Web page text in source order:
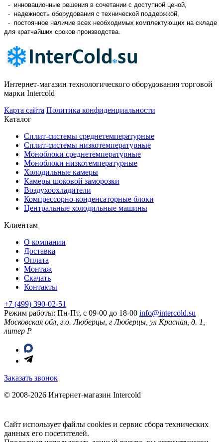
- инновационные решения в сочетании с доступной ценой,
- надежность оборудования с технической поддержкой,
- постоянное наличие всех необходимых комплектующих на складе
для кратчайших сроков производства.
Интернет-магазин технологического оборудования торговой
марки Intercold
Карта сайта Политика конфиденциальности
Каталог
Сплит-системы среднетемпературные
Сплит-системы низкотемпературные
Моноблоки среднетемпературные
Моноблоки низкотемпературные
Холодильные камеры
Камеры шоковой заморозки
Воздухоохладители
Компрессорно-конденсаторные блоки
Центральные холодильные машины
Клиентам
О компании
Доставка
Оплата
Монтаж
Скачать
Контакты
+7 (499) 390-02-51
Режим работы: Пн-Пт, с 09-00 до 18-00 info@intercold.su
Московская обл, г.о. Люберцы, г Люберцы, ул Красная, д. 1,
литер Р
Заказать звонок
© 2008-2026 Интернет-магазин Intercold
Сайт использует файлы cookies и сервис сбора технических
данных его посетителей.